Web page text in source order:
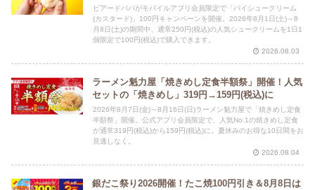
ビアードパパがモバイルアプリ会員限定で「パイシュークリーム
(カスタード)」100円キャンペーンを開催。2026年8月1日(土)～8
月8日(土)の期間中、通常250円(税込)の人気シュークリームを1日1
個限定で100円(税込)で購入できます。
2026.08.03
ラーメン魁力屋「焼きめし定食半額祭」開催！人気
セットの「焼きめし」319円→159円(税込)に
2026年8月7日(金)～8月16日(日)ラーメン魁力屋で「焼きめし定食
半額祭」開催。公式アプリ会員限定で、人気No.1の焼きめし定食
が通常319円(税込)から159円(税込)に。夏休みのお得な10日間をお
見逃しなく。
2026.08.04
銀だこ祭り2026開催！たこ焼100円引き＆8月8日は